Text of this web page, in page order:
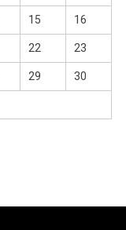
15 16
22 23
29 30